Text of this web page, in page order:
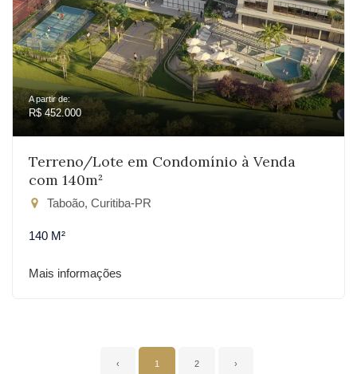
A partir de:
R$ 452.000
Terreno/Lote em Condomínio à Venda
com 140m²
Taboão, Curitiba-PR
140 M²
Mais informações
‹ 1 2 ›